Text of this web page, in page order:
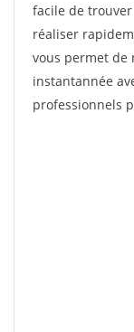
facile de
réaliser
vous permet de
instantannée
professionnels